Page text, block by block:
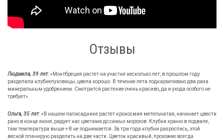
Отзывы
Людмила, 39 лет: «Монтбреция растет на участке несколько лет, в прошлом году
разделила клубнелуковицы, цвела хорошо. В течение лета подкармливаю два раза
минеральным удобрением. Смотрится растение очень красиво, да и ухода особого не
требует».
Ольга, 35 лет: «В нашем палисаднике растет крокосмия метельчатая, начинает цвести
рано в конце июня, радует нас цветами до самых морозов. Клубни храню в подвале,
там температура выше + 8 не поднимается. За три года клубни разрослись, этой
весной планирую разделить на две части. Цветок красивый, прохожие всегда